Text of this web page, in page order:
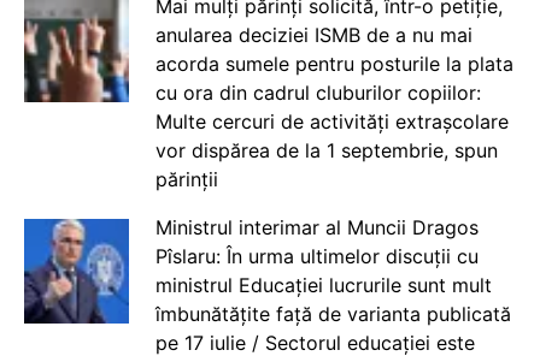
Mai mulți părinți solicită, într-o petiție,
anularea deciziei ISMB de a nu mai
acorda sumele pentru posturile la plata
cu ora din cadrul cluburilor copiilor:
Multe cercuri de activități extrașcolare
vor dispărea de la 1 septembrie, spun
părinții
Ministrul interimar al Muncii Dragos
Pîslaru: În urma ultimelor discuții cu
ministrul Educației lucrurile sunt mult
îmbunătățite față de varianta publicată
pe 17 iulie / Sectorul educației este